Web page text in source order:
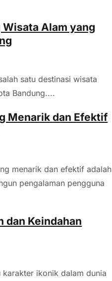
Alam yang
satu destinasi wisata
Bandung....
Menarik dan Efektif
menarik dan efektif adalah
pengalaman pengguna
dan Keindahan
karakter ikonik dalam dunia